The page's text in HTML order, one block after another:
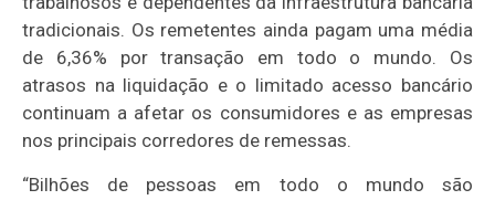
tradicionais. Os remetentes ainda pagam uma média
de 6,36% por transação em todo o mundo. Os
atrasos na liquidação e o limitado acesso bancário
continuam a afetar os consumidores e as empresas
nos principais corredores de remessas.
“Bilhões de pessoas em todo o mundo são